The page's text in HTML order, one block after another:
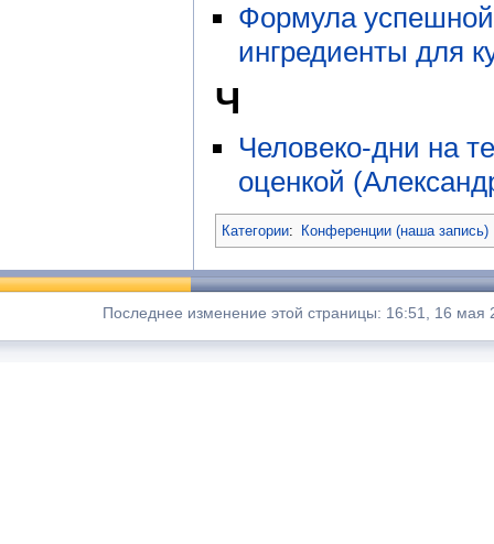
Формула
ингредиенты для
Ч
Человеко-дни на
оценкой
Категории: Конференции (наша запись)
Последнее изменение этой страницы: 16:51, 16 мая